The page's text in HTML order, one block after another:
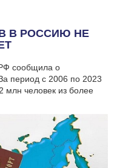
В РОССИЮ НЕ
сообщила о
период с 2006 по 2023
млн человек из более